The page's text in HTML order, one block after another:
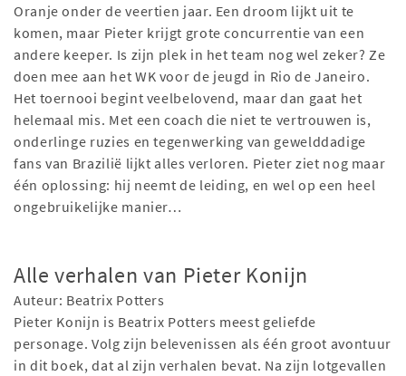
Oranje onder de veertien jaar. Een droom lijkt uit te
komen, maar Pieter krijgt grote concurrentie van een
andere keeper. Is zijn plek in het team nog wel zeker? Ze
doen mee aan het WK voor de jeugd in Rio de Janeiro.
Het toernooi begint veelbelovend, maar dan gaat het
helemaal mis. Met een coach die niet te vertrouwen is,
onderlinge ruzies en tegenwerking van gewelddadige
fans van Brazilië lijkt alles verloren. Pieter ziet nog maar
één oplossing: hij neemt de leiding, en wel op een heel
ongebruikelijke manier…
Alle verhalen van Pieter Konijn
Auteur: Beatrix Potters
Pieter Konijn is Beatrix Potters meest geliefde
personage. Volg zijn belevenissen als één groot avontuur
in dit boek, dat al zijn verhalen bevat. Na zijn lotgevallen